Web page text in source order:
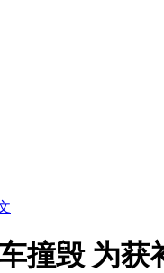
撞毁 为获